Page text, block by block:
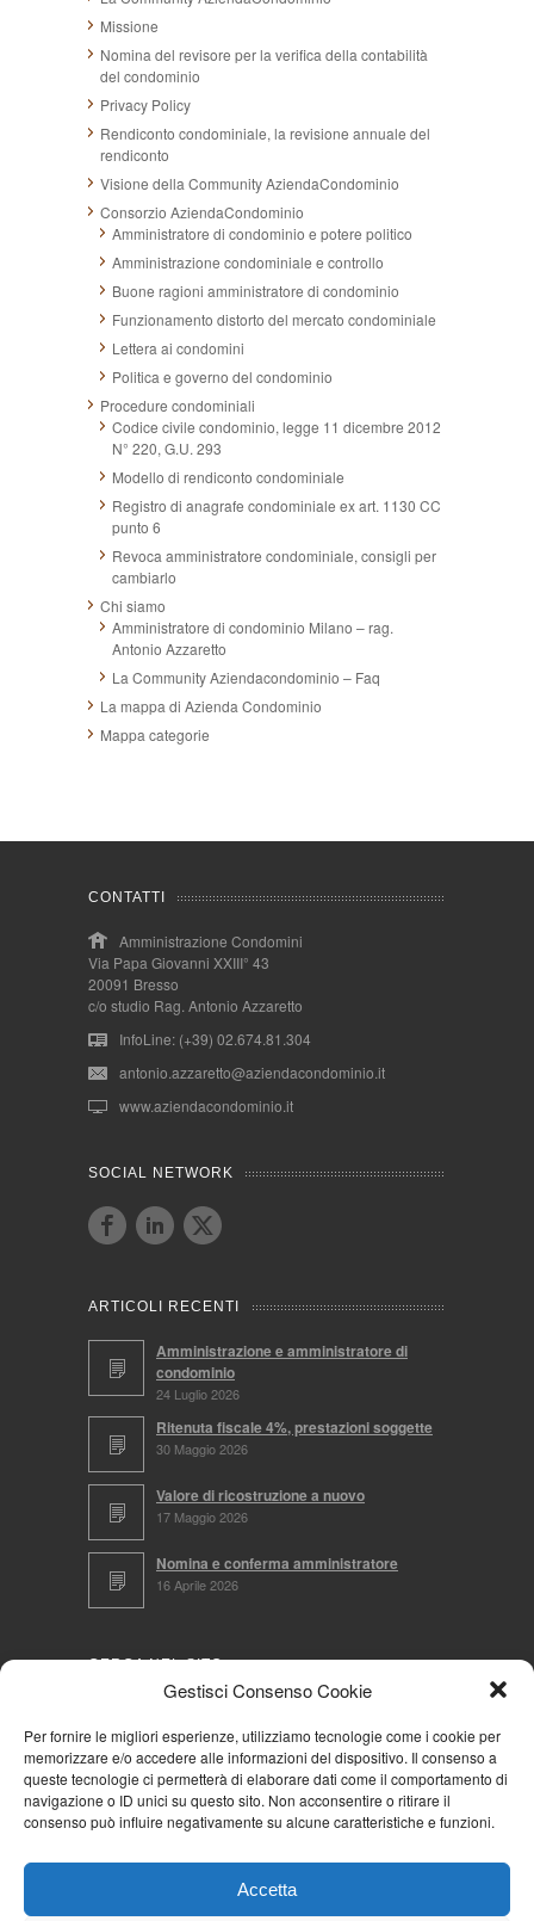
Gestisci Consenso Cookie
Per fornire le migliori esperienze, utilizziamo tecnologie come i cookie per
memorizzare e/o accedere alle informazioni del dispositivo. Il consenso a
queste tecnologie ci permetterà di elaborare dati come il comportamento di
navigazione o ID unici su questo sito. Non acconsentire o ritirare il
consenso può influire negativamente su alcune caratteristiche e funzioni.
Accetta
Missione
Nomina del revisore per la verifica della contabilità
del condominio
Privacy Policy
Rendiconto condominiale, la revisione annuale del
rendiconto
Visione della Community AziendaCondominio
Consorzio AziendaCondominio
Amministratore di condominio e potere politico
Amministrazione condominiale e controllo
Buone ragioni amministratore di condominio
Funzionamento distorto del mercato condominiale
Lettera ai condomini
Politica e governo del condominio
Procedure condominiali
Codice civile condominio, legge 11 dicembre 2012
N° 220, G.U. 293
Modello di rendiconto condominiale
Registro di anagrafe condominiale ex art. 1130 CC
punto 6
Revoca amministratore condominiale, consigli per
cambiarlo
Chi siamo
Amministratore di condominio Milano – rag.
Antonio Azzaretto
La Community Aziendacondominio – Faq
La mappa di Azienda Condominio
Mappa categorie
CONTATTI
Amministrazione Condomini
Via Papa Giovanni XXIII° 43
20091 Bresso
c/o studio Rag. Antonio Azzaretto
InfoLine: (+39) 02.674.81.304
antonio.azzaretto@aziendacondominio.it
www.aziendacondominio.it
SOCIAL NETWORK
ARTICOLI RECENTI
Amministrazione e amministratore di
condominio
24 Luglio 2026
Ritenuta fiscale 4%, prestazioni soggette
30 Maggio 2026
Valore di ricostruzione a nuovo
17 Maggio 2026
Nomina e conferma amministratore
16 Aprile 2026
CERCA NEL SITO
NAVIGA PER
Mappa completa
Cookie Policy (UE)